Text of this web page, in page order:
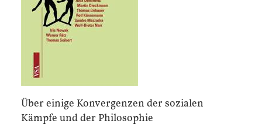
Über einige Konvergenzen der sozialen
Kämpfe und der Philosophie